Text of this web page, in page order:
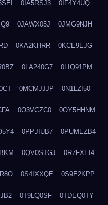
0IA5RSJ3 0IF4Y4UQ
0JAWX05J 0JMG9NJH
0KA2KHRR 0KCE9EJG
0LA240G7 0LIQ91PM
0MCMJJJP 0N1LZI50
0O3VCZC0 0OY5HHNM
0PPJIUB7 0PUMEZB4
0QV0STGJ 0R7FXEI4
0S4IXXQE 0S9E2KPP
0T9LQ0SF 0TDEQ0TY